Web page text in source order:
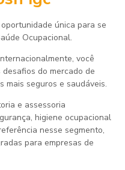
única para se
Ocupacional.
você
do mercado de
mais seguros e saudáveis.
e assessoria
higiene ocupacional
nesse segmento,
para empresas de